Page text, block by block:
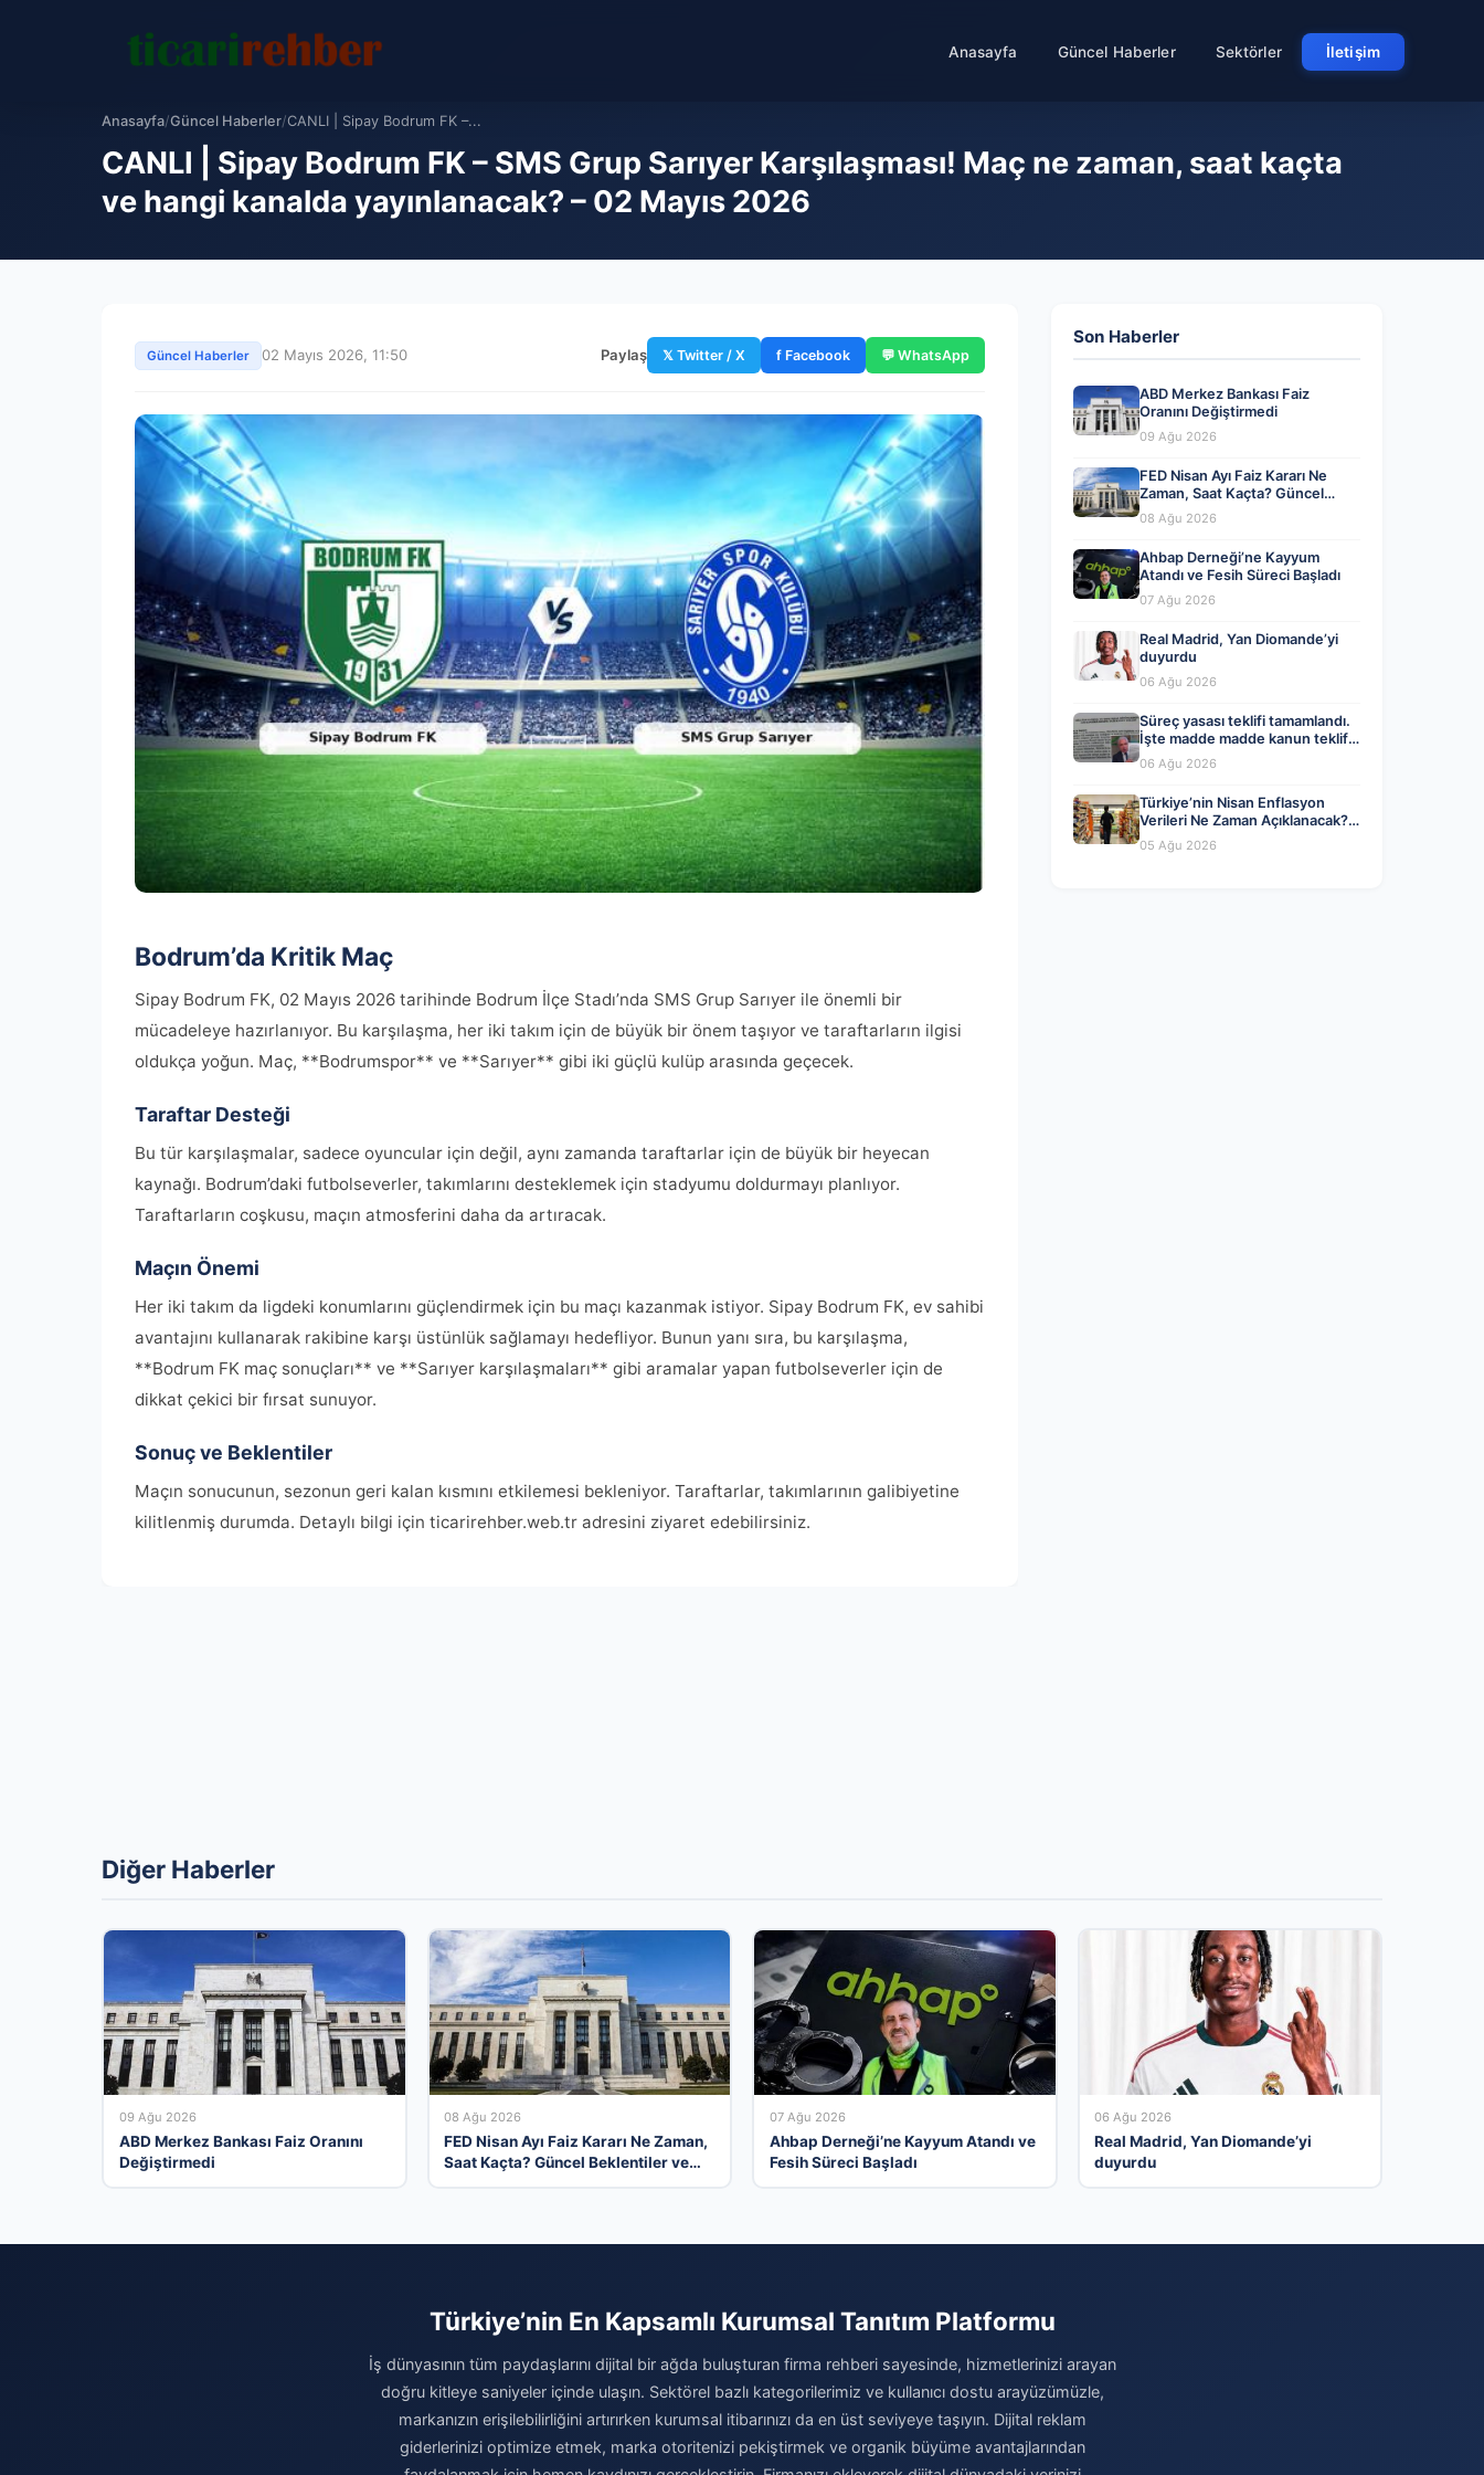
Anasayfa Güncel Haberler Sektörler İletişim
Anasayfa/Güncel Haberler/CANLI | Sipay Bodrum FK –...
CANLI | Sipay Bodrum FK – SMS Grup Sarıyer Karşılaşması! Maç ne zaman, saat kaçta
ve hangi kanalda yayınlanacak? – 02 Mayıs 2026
Güncel Haberler 02 Mayıs 2026, 11:50 Paylaş 𝕏 Twitter / X f Facebook 💬 WhatsApp
Bodrum’da Kritik Maç
Sipay Bodrum FK, 02 Mayıs 2026 tarihinde Bodrum İlçe Stadı’nda SMS Grup Sarıyer ile önemli bir
mücadeleye hazırlanıyor. Bu karşılaşma, her iki takım için de büyük bir önem taşıyor ve taraftarların ilgisi
oldukça yoğun. Maç, **Bodrumspor** ve **Sarıyer** gibi iki güçlü kulüp arasında geçecek.
Taraftar Desteği
Bu tür karşılaşmalar, sadece oyuncular için değil, aynı zamanda taraftarlar için de büyük bir heyecan
kaynağı. Bodrum’daki futbolseverler, takımlarını desteklemek için stadyumu doldurmayı planlıyor.
Taraftarların coşkusu, maçın atmosferini daha da artıracak.
Maçın Önemi
Her iki takım da ligdeki konumlarını güçlendirmek için bu maçı kazanmak istiyor. Sipay Bodrum FK, ev sahibi
avantajını kullanarak rakibine karşı üstünlük sağlamayı hedefliyor. Bunun yanı sıra, bu karşılaşma,
**Bodrum FK maç sonuçları** ve **Sarıyer karşılaşmaları** gibi aramalar yapan futbolseverler için de
dikkat çekici bir fırsat sunuyor.
Sonuç ve Beklentiler
Maçın sonucunun, sezonun geri kalan kısmını etkilemesi bekleniyor. Taraftarlar, takımlarının galibiyetine
kilitlenmiş durumda. Detaylı bilgi için ticarirehber.web.tr adresini ziyaret edebilirsiniz.
Son Haberler
ABD Merkez Bankası Faiz
Oranını Değiştirmedi
09 Ağu 2026
FED Nisan Ayı Faiz Kararı Ne
Zaman, Saat Kaçta? Güncel
Beklentiler ve Yorumlar
08 Ağu 2026
Ahbap Derneği’ne Kayyum
Atandı ve Fesih Süreci Başladı
07 Ağu 2026
Real Madrid, Yan Diomande’yi
duyurdu
06 Ağu 2026
Süreç yasası teklifi tamamlandı.
İşte madde madde kanun teklifi
ve gerekçelerinin tam metni
06 Ağu 2026
Türkiye’nin Nisan Enflasyon
Verileri Ne Zaman Açıklanacak?
Ekonomistlerin Tahminleri ve
Beklentiler
05 Ağu 2026
Diğer Haberler
09 Ağu 2026
ABD Merkez Bankası Faiz Oranını
Değiştirmedi
08 Ağu 2026
FED Nisan Ayı Faiz Kararı Ne Zaman,
Saat Kaçta? Güncel Beklentiler ve
07 Ağu 2026
Ahbap Derneği’ne Kayyum Atandı ve
Fesih Süreci Başladı
06 Ağu 2026
Real Madrid, Yan Diomande’yi
duyurdu
Türkiye’nin En Kapsamlı Kurumsal Tanıtım Platformu
İş dünyasının tüm paydaşlarını dijital bir ağda buluşturan firma rehberi sayesinde, hizmetlerinizi arayan
doğru kitleye saniyeler içinde ulaşın. Sektörel bazlı kategorilerimiz ve kullanıcı dostu arayüzümüzle,
markanızın erişilebilirliğini artırırken kurumsal itibarınızı da en üst seviyeye taşıyın. Dijital reklam
giderlerinizi optimize etmek, marka otoritenizi pekiştirmek ve organik büyüme avantajlarından